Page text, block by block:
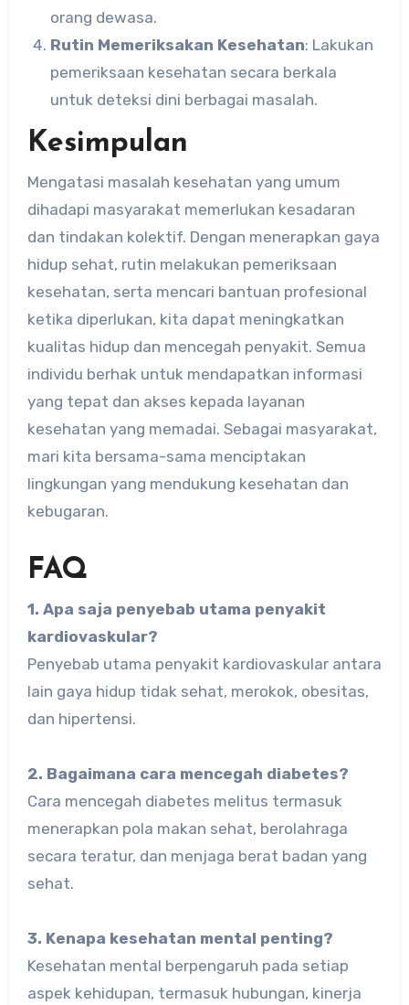
orang dewasa.
Rutin Memeriksakan Kesehatan: Lakukan
pemeriksaan kesehatan secara berkala
untuk deteksi dini berbagai masalah.
Kesimpulan
Mengatasi masalah kesehatan yang umum
dihadapi masyarakat memerlukan kesadaran
dan tindakan kolektif. Dengan menerapkan gaya
hidup sehat, rutin melakukan pemeriksaan
kesehatan, serta mencari bantuan profesional
ketika diperlukan, kita dapat meningkatkan
kualitas hidup dan mencegah penyakit. Semua
individu berhak untuk mendapatkan informasi
yang tepat dan akses kepada layanan
kesehatan yang memadai. Sebagai masyarakat,
mari kita bersama-sama menciptakan
lingkungan yang mendukung kesehatan dan
kebugaran.
FAQ
1. Apa saja penyebab utama penyakit
kardiovaskular?
Penyebab utama penyakit kardiovaskular antara
lain gaya hidup tidak sehat, merokok, obesitas,
dan hipertensi.
2. Bagaimana cara mencegah diabetes?
Cara mencegah diabetes melitus termasuk
menerapkan pola makan sehat, berolahraga
secara teratur, dan menjaga berat badan yang
sehat.
3. Kenapa kesehatan mental penting?
Kesehatan mental berpengaruh pada setiap
aspek kehidupan, termasuk hubungan, kinerja